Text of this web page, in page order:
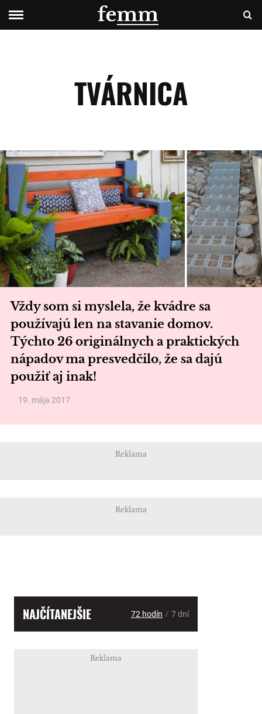
TVÁRNICA
Vždy som si myslela, že kvádre sa
používajú len na stavanie domov.
Týchto 26 originálnych a praktických
nápadov ma presvedčilo, že sa dajú
použiť aj inak!
19. mája 2017
Reklama
Reklama
NAJČÍTANEJŠIE 72 hodín / 7 dní
Reklama